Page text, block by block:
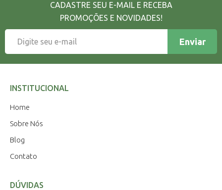
CADASTRE SEU E-MAIL E RECEBA
PROMOÇÕES E NOVIDADES!
Enviar
INSTITUCIONAL
Home
Sobre Nós
Blog
Contato
DÚVIDAS